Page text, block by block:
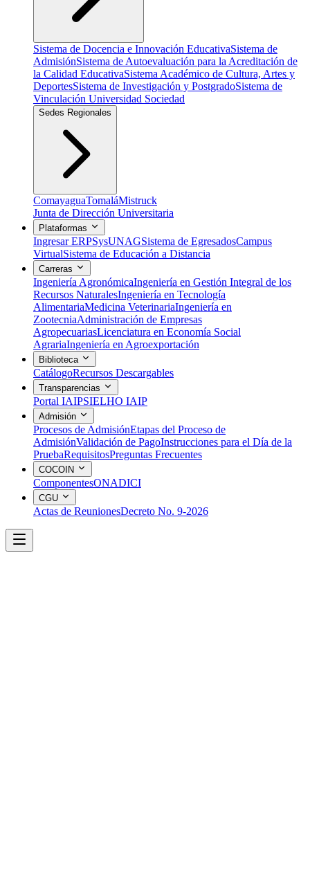
Sistema de Docencia e Innovación EducativaSistema de
AdmisiónSistema de Autoevaluación para la Acreditación de
la Calidad EducativaSistema Académico de Cultura, Artes y
DeportesSistema de Investigación y PostgradoSistema de
Vinculación Universidad Sociedad
Sedes Regionales
ComayaguaTomaláMistruck
Junta de Dirección Universitaria
Plataformas
Ingresar ERPSysUNAGSistema de EgresadosCampus
VirtualSistema de Educación a Distancia
Carreras
Ingeniería AgronómicaIngeniería en Gestión Integral de los
Recursos NaturalesIngeniería en Tecnología
AlimentariaMedicina VeterinariaIngeniería en
ZootecniaAdministración de Empresas
AgropecuariasLicenciatura en Economía Social
AgrariaIngeniería en Agroexportación
Biblioteca
CatálogoRecursos Descargables
Transparencias
Portal IAIPSIELHO IAIP
Admisión
Procesos de AdmisiónEtapas del Proceso de
AdmisiónValidación de PagoInstrucciones para el Día de la
PruebaRequisitosPreguntas Frecuentes
COCOIN
ComponentesONADICI
CGU
Actas de ReunionesDecreto No. 9-2026